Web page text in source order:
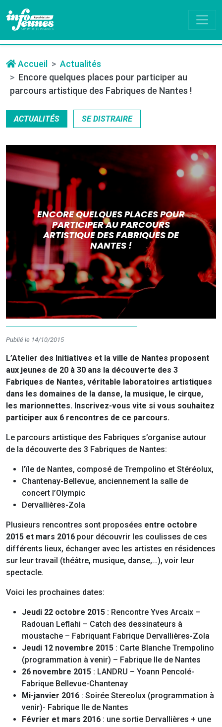
Accueil
Actualités
Encore quelques places pour participer au
parcours artistique des Fabriques de Nantes !
ACTUALITÉS SE DISTRAIRE
ENCORE QUELQUES PLACES POUR
PARTICIPER AU PARCOURS
ARTISTIQUE DES FABRIQUES DE
NANTES !
Publié le 14/10/2015
L’Atelier des Initiatives et la ville de Nantes proposent
aux jeunes de 20 à 30 ans la découverte des 3
Fabriques de Nantes, véritable laboratoires artistiques
dans les domaines de la danse, la musique, le cirque,
les marionnettes. Inscrivez-vous vite si vous souhaitez
participer aux 6 rencontres de ce parcours.
Le parcours artistique des Fabriques s’organise autour
de la découverte des 3 Fabriques de Nantes:
l’ïle de Nantes, composé de Trempolino et Stéréolux,
Chantenay-Bellevue, anciennement la salle de
concert l’Olympic
Dervallières-Zola
Plusieurs rencontres sont proposées entre octobre
2015 et mars 2016 pour découvrir les coulisses de ces
différents lieux, échanger avec les artistes en résidences
sur leur travail (théâtre, musique, danse,…), voir leur
spectacle.
Voici les prochaines dates:
Jeudi 22 octobre 2015 : Rencontre Yves Arcaix –
Radouan Leflahi – Catch des dessinateurs à
moustache – Fabriquant Fabrique Dervallières-Zola
Jeudi 12 novembre 2015 : Carte Blanche Trempolino
(programmation à venir) – Fabrique Ile de Nantes
26 novembre 2015 : LANDRU – Yoann Pencolé-
Fabrique Bellevue-Chantenay
Mi-janvier 2016 : Soirée Stereolux (programmation à
venir)- Fabrique Ile de Nantes
Février et mars 2016 : une sortie Dervallières + une